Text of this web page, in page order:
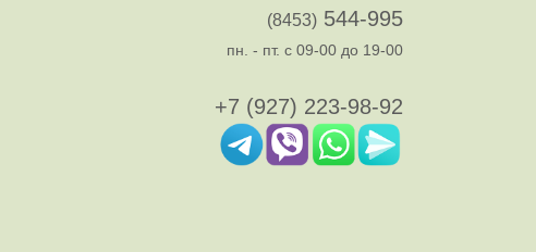
(8453) 544-995
пн. - пт. с 09-00 до 19-00
+7 (927) 223-98-92